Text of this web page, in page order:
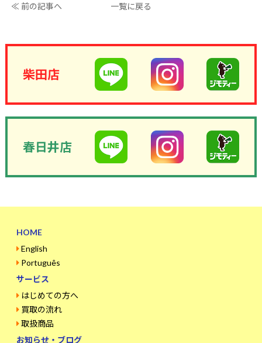
≪ 前の記事へ 一覧に戻る
柴田店
春日井店
HOME
English
Português
サービス
はじめての方へ
買取の流れ
取扱商品
お知らせ・ブログ